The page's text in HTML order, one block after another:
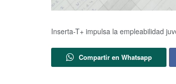
Inserta-T+ impulsa la empleabilidad
Compartir en Whatsapp